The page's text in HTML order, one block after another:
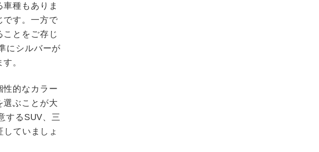
種もありま
です。一方で
とをご存じ
にシルバーが
。
性的なカラー
選ぶことが大
するSUV、三
ていましょ